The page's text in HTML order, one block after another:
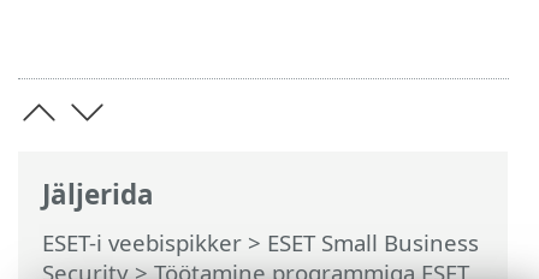
Jäljerida
ESET-i veebispikker > ESET Small Business
Security>Töötamine programmiga ESET